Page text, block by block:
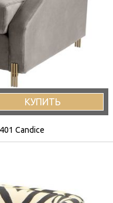
КУПИТЬ
Candice